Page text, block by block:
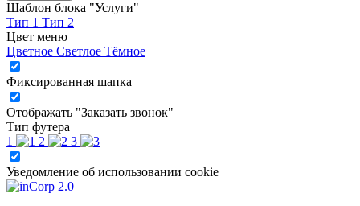
Шаблон блока "Услуги"
Тип 1 Тип 2
Цвет меню
Цветное Светлое Тёмное
Фиксированная шапка
Отображать "Заказать звонок"
Тип футера
1
2 3
Уведомление об использовании cookie